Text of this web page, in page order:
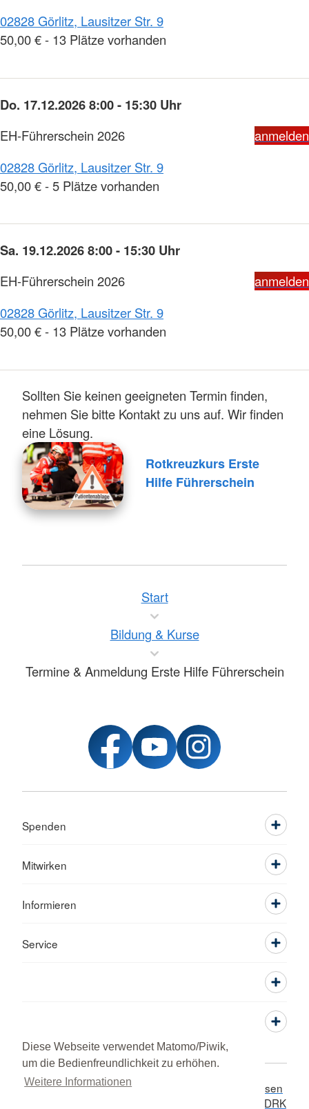
Diese Webseite verwendet Matomo/Piwik,
um die Bedienfreundlichkeit zu erhöhen.
Weitere Informationen
02828 Görlitz, Lausitzer Str. 9
50,00 € - 13 Plätze vorhanden
Do. 17.12.2026 8:00 - 15:30 Uhr
EH-Führerschein 2026
anmelden
02828 Görlitz, Lausitzer Str. 9
50,00 € - 5 Plätze vorhanden
Sa. 19.12.2026 8:00 - 15:30 Uhr
EH-Führerschein 2026
anmelden
02828 Görlitz, Lausitzer Str. 9
50,00 € - 13 Plätze vorhanden
Sollten Sie keinen geeigneten Termin finden,
nehmen Sie bitte Kontakt zu uns auf. Wir finden
eine Lösung.
Rotkreuzkurs Erste
Hilfe Führerschein
Start
Bildung & Kurse
Termine & Anmeldung Erste Hilfe Führerschein
Spenden
Mitwirken
Informieren
Service
Widerruf / Kündigung Hinweisgeberschutz
Adressen
DRK